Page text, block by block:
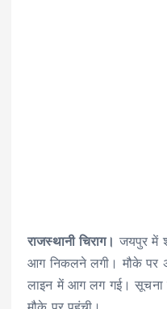
राजस्थानी चिराग। जयपुर में
आग निकलने लगी। मौके पर
लाइन में आग लग गई। सूचना